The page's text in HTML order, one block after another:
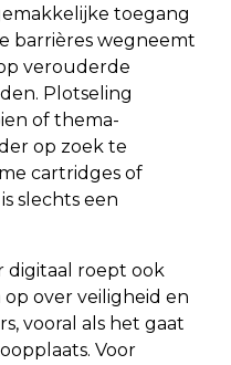
toegang
barrières wegneemt
verouderde
Plotseling
of thema-
op zoek te
cartridges of
slechts een
digitaal roept ook
over veiligheid en
vooral als het gaat
Voor